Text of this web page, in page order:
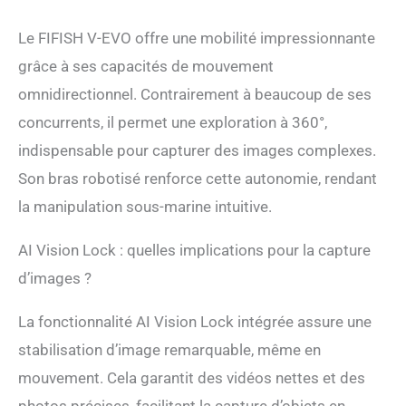
EVO garantit une
contre les courants
océaniques, permettant
longues. Un port de
fixation peut accueillir une
permettant l'intégration et
la polyvalence pour
scénarios. 👍 Mobilité
et obtenez une liberté
totale à 360 ° dans la
mobilité sous-marine, le
vol stationnaire et la
posture. Transformez
Le FIFISH V-EVO offre une mobilité impressionnante
grâce à ses capacités de mouvement
omnidirectionnel. Contrairement à beaucoup de ses
concurrents, il permet une exploration à 360°,
indispensable pour capturer des images complexes.
Son bras robotisé renforce cette autonomie, rendant
la manipulation sous-marine intuitive.
AI Vision Lock : quelles implications pour la capture
d’images ?
La fonctionnalité AI Vision Lock intégrée assure une
stabilisation d’image remarquable, même en
mouvement. Cela garantit des vidéos nettes et des